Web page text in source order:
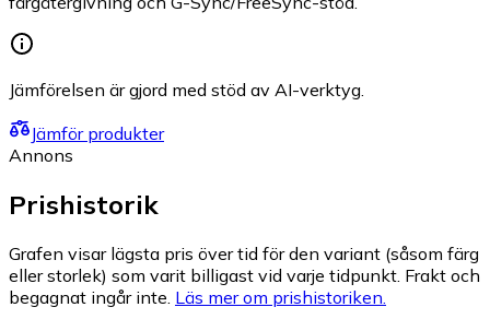
Jämförelsen är gjord med stöd av AI-verktyg.
Jämför produkter
Annons
Prishistorik
Grafen visar lägsta pris över tid för den variant (såsom färg
eller storlek) som varit billigast vid varje tidpunkt. Frakt och
begagnat ingår inte. Läs mer om prishistoriken.